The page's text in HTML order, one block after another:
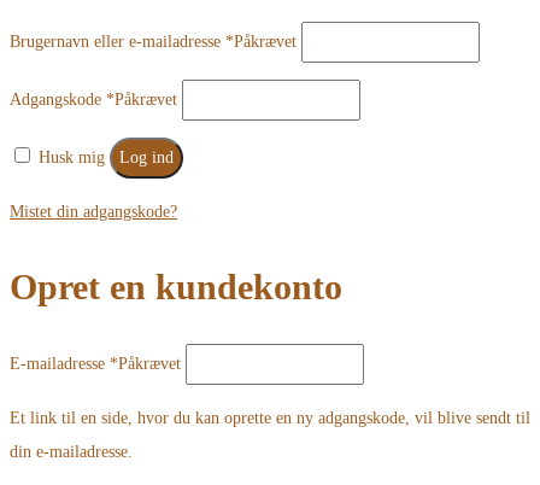
Brugernavn eller e-mailadresse *Påkrævet
Adgangskode *Påkrævet
Husk mig Log ind
Mistet din adgangskode?
Opret en kundekonto
E-mailadresse *Påkrævet
Et link til en side, hvor du kan oprette en ny adgangskode, vil blive sendt til
din e-mailadresse.